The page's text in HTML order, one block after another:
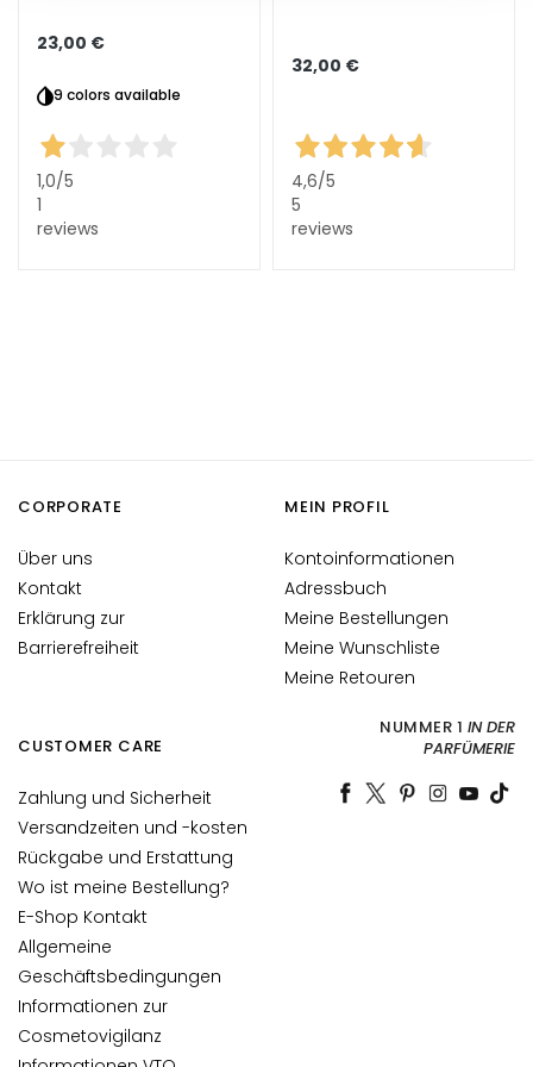
s
e
r
u
m
G
e
e
e
A
u
-
n
d
L
i
p
p
e
n
p
f
23,00 €
9 colors available
1,0/5
1
reviews
32,00 €
4,6/5
5
reviews
CORPORATE
Über uns
Kontakt
Erklärung zur
Barrierefreiheit
CUSTOMER CARE
Zahlung und Sicherheit
Versandzeiten und -kosten
Rückgabe und Erstattung
Wo ist meine Bestellung?
E-Shop Kontakt
Allgemeine
Geschäftsbedingungen
Informationen zur
Cosmetovigilanz
MEIN PROFIL
Kontoinformationen
Adressbuch
Meine Bestellungen
Meine Wunschliste
Meine Retouren
NUMMER 1 IN DER
PARFÜMERIE